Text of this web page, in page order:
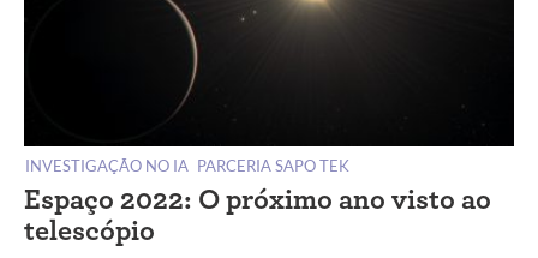
INVESTIGAÇÃO NO IA PARCERIA SAPO TEK
Espaço 2022: O próximo ano visto ao
telescópio